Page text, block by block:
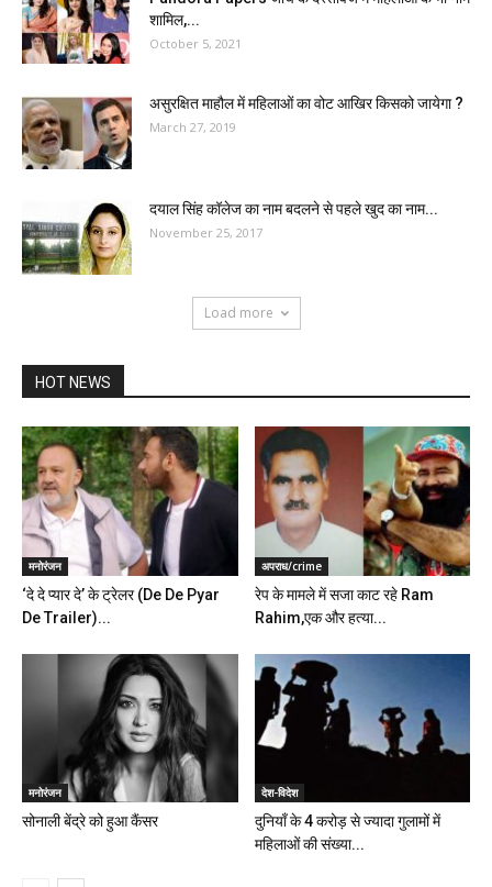
शामिल,...
October 5, 2021
असुरक्षित माहौल में महिलाओं का वोट आखिर किसको जायेगा ?
March 27, 2019
दयाल सिंह कॉलेज का नाम बदलने से पहले खुद का नाम...
November 25, 2017
Load more
HOT NEWS
मनोरंजन
‘दे दे प्यार दे’ के ट्रेलर (De De Pyar
De Trailer)...
अपराध/crime
रेप के मामले में सजा काट रहे Ram
Rahim,एक और हत्या...
मनोरंजन
सोनाली बेंद्रे को हुआ कैंसर
देश-विदेश
दुनियाँ के 4 करोड़ से ज्यादा गुलामों में
महिलाओं की संख्या...